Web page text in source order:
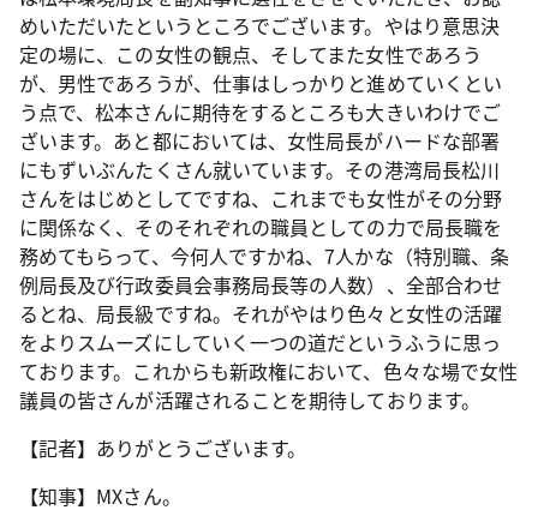
めいただいたというところでございます。やはり意思決
定の場に、この女性の観点、そしてまた女性であろう
が、男性であろうが、仕事はしっかりと進めていくとい
う点で、松本さんに期待をするところも大きいわけでご
ざいます。あと都においては、女性局長がハードな部署
にもずいぶんたくさん就いています。その港湾局長松川
さんをはじめとしてですね、これまでも女性がその分野
に関係なく、そのそれぞれの職員としての力で局長職を
務めてもらって、今何人ですかね、7人かな（特別職、条
例局長及び行政委員会事務局長等の人数）、全部合わせ
るとね、局長級ですね。それがやはり色々と女性の活躍
をよりスムーズにしていく一つの道だというふうに思っ
ております。これからも新政権において、色々な場で女性
議員の皆さんが活躍されることを期待しております。
【記者】ありがとうございます。
【知事】MXさん。